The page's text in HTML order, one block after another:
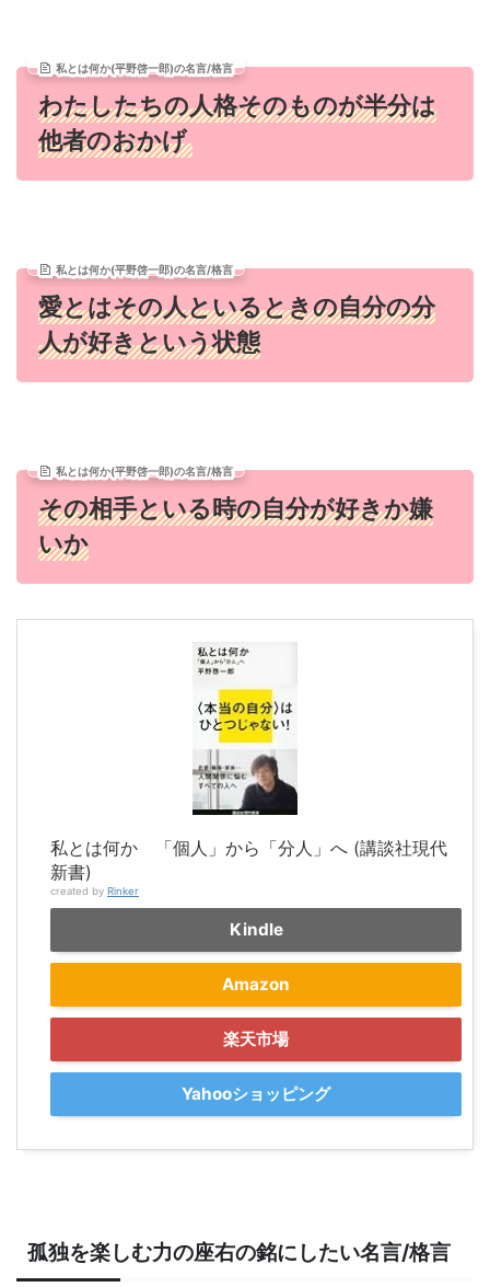
私とは何か(平野啓一郎)の名言/格言
わたしたちの人格そのものが半分は
他者のおかげ
私とは何か(平野啓一郎)の名言/格言
愛とはその人といるときの自分の分
人が好きという状態
私とは何か(平野啓一郎)の名言/格言
その相手といる時の自分が好きか嫌
いか
私とは何か 「個人」から「分人」へ (講談社現代
新書)
created by Rinker
Kindle
Amazon
楽天市場
Yahooショッピング
孤独を楽しむ力の座右の銘にしたい名言/格言